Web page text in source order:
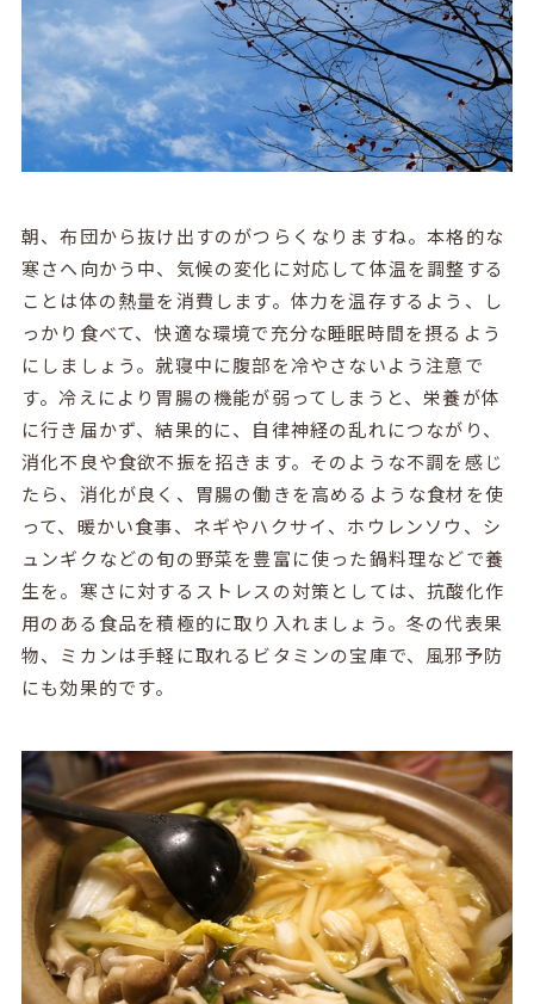
朝、布団から抜け出すのがつらくなりますね。本格的な
寒さへ向かう中、気候の変化に対応して体温を調整する
ことは体の熱量を消費します。体力を温存するよう、し
っかり食べて、快適な環境で充分な睡眠時間を摂るよう
にしましょう。就寝中に腹部を冷やさないよう注意で
す。冷えにより胃腸の機能が弱ってしまうと、栄養が体
に行き届かず、結果的に、自律神経の乱れにつながり、
消化不良や食欲不振を招きます。そのような不調を感じ
たら、消化が良く、胃腸の働きを高めるような食材を使
って、暖かい食事、ネギやハクサイ、ホウレンソウ、シ
ュンギクなどの旬の野菜を豊富に使った鍋料理などで養
生を。寒さに対するストレスの対策としては、抗酸化作
用のある食品を積極的に取り入れましょう。冬の代表果
物、ミカンは手軽に取れるビタミンの宝庫で、風邪予防
にも効果的です。